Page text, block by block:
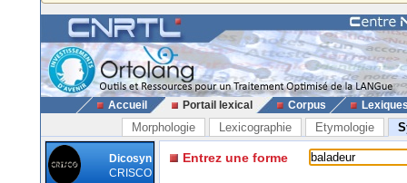
Accueil Portail lexical Corpus
Morphologie Lexicographie Etymologie
Dicosyn
CRISCO
Entrez une forme